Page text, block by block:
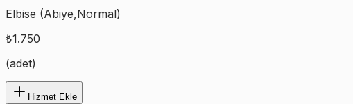
Elbise (Abiye,Normal)
₺1.750
(adet)
Hizmet Ekle